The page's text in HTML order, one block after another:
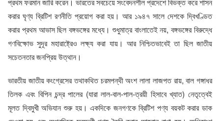
করার ঘৃণ্য ব্রিটিশ রণনীতি প্রয়োগ করা হয়। আর ১৯৪৭ সালে দেশকে দ্বিখণ্ডিত
করার প্রথম আভাস ছিল বঙ্গভঙ্গের মধ্যে। শুধুমাত্র বাংলাতেই নয়, বঙ্গভঙ্গের বিরুদ্ধে
গণবিক্ষোভ সুদূর মহারাষ্ট্রেও লক্ষ্য করা যায়। আর নিশ্চিতভাবেই তা ছিল জাতীয়
সচেতনতার জনপ্রিয় উত্থান।
ভারতীয় জাতীয় কংগ্রেসের তথাকথিত চরমপন্থী অংশ লালা লাজপত রায়, বাল গঙ্গাধর
তিলক এবং বিপিন চন্দ্র পালের (যারা লাল-বাল-পাল-ত্রয়ী হিসাবে খ্যাত) নেতৃত্বেই
মূলত দ্বিমুখী অভিযান শুরু হয়। একদিকে জনগণকে ব্রিটিশ পণ্য বয়কট করার ডাক